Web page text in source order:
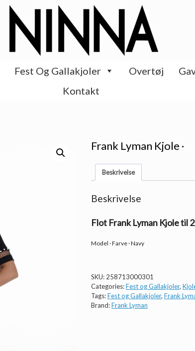
Fest Og Gallakjoler Overtøj
Kontakt
Frank Lyman Kjole ·
Beskrivelse
Beskrivelse
Flot Frank Lyman Kjole til
Model · Farve · Navy
SKU: 258713000301
Categories:Fest og Gallakjoler,
Tags:Fest og Gallakjoler, Frank
Brand:Frank Lyman